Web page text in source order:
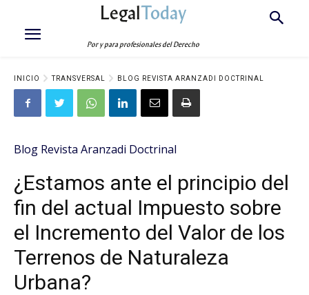
LegalToday
Por y para profesionales del Derecho
INICIO TRANSVERSAL BLOG REVISTA ARANZADI DOCTRINAL
Blog Revista Aranzadi Doctrinal
¿Estamos ante el principio del
fin del actual Impuesto sobre
el Incremento del Valor de los
Terrenos de Naturaleza
Urbana?